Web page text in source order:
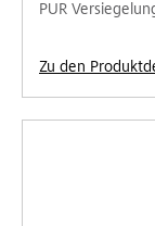
PUR
Zu den